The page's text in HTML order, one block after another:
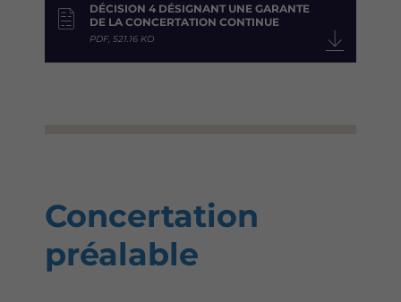
DÉCISION 4 DÉSIGNANT UNE GARANTE
DE LA CONCERTATION CONTINUE
PDF, 521.16 KO
Concertation
préalable